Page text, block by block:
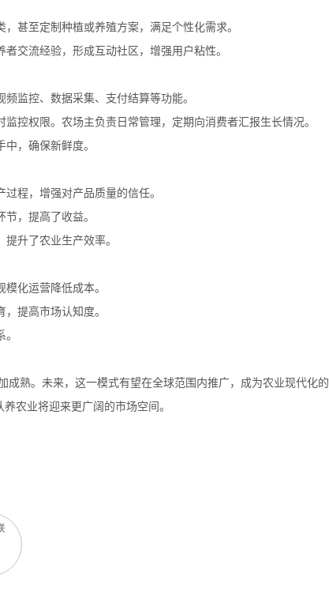
甚至定制种植或养殖方案，满足个性化需求。
交流经验，形成互动社区，增强用户粘性。
监控、数据采集、支付结算等功能。
控权限。农场主负责日常管理，定期向消费者汇报生长情况。
，确保新鲜度。
程，增强对产品质量的信任。
，提高了收益。
升了农业生产效率。
化运营降低成本。
提高市场认知度。
熟。未来，这一模式有望在全球范围内推广，成为农业现代化的
农业将迎来更广阔的市场空间。